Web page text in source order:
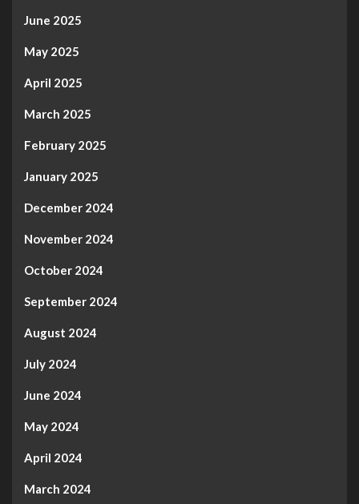
June 2025
May 2025
April 2025
March 2025
February 2025
January 2025
December 2024
November 2024
October 2024
September 2024
August 2024
July 2024
June 2024
May 2024
April 2024
March 2024